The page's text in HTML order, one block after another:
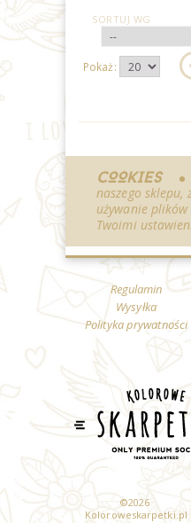
SORTUJ WG
Pokaż:
COOKIES
naszego sklepu,
używanie
Twoimi
Regulamin
Wysyłka
Polityka prywatności
©2026
Koloroweskarpetki.pl